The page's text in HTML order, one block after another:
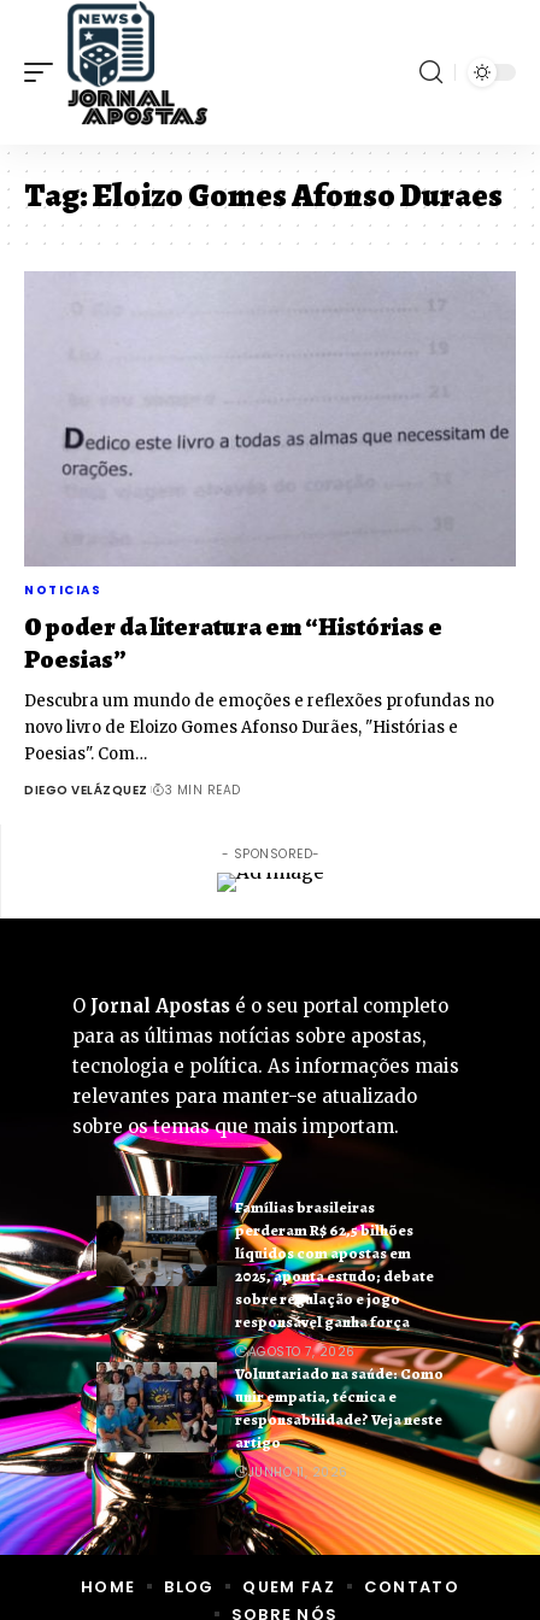
Tag:Eloizo Gomes Afonso Duraes
NOTICIAS
O poder da literatura em “Histórias e
Poesias”
Descubra um mundo de emoções e reflexões profundas no
novo livro de Eloizo Gomes Afonso Durães, "Histórias e
Poesias". Com…
DIEGO VELÁZQUEZ 3 MIN READ
- SPONSORED-
O Jornal Apostas é o seu portal completo
para as últimas notícias sobre apostas,
tecnologia e política. As informações mais
relevantes para manter-se atualizado
sobre os temas que mais importam.
Famílias brasileiras
perderam R$ 62,5 bilhões
líquidos com apostas em
2025, aponta estudo; debate
sobre regulação e jogo
responsável ganha força
AGOSTO 7, 2026
Voluntariado na saúde: Como
unir empatia, técnica e
responsabilidade? Veja neste
artigo
JUNHO 11, 2026
HOME BLOG QUEM FAZ
CONTATO
SOBRE NÓS